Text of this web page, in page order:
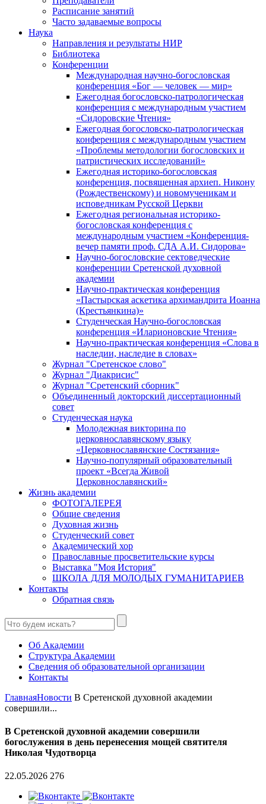
Расписание занятий
Часто задаваемые вопросы
Наука
Направления и результаты НИР
Библиотека
Конференции
Международная научно-богословская
конференция «Бог — человек — мир»
Ежегодная богословско-патрологическая
конференция с международным участием
«Сидоровские Чтения»
Ежегодная богословско-патрологическая
конференция с международным участием
«Проблемы методологии богословских и
патристических исследований»
Ежегодная историко-богословская
конференция, посвященная архиеп. Никону
(Рождественскому) и новомученикам и
исповедникам Русской Церкви
Ежегодная региональная историко-
богословская конференция с
международным участием «Конференция-
вечер памяти проф. СДА А.И. Сидорова»
Научно-богословские сектоведческие
конференции Сретенской духовной
академии
Научно-практическая конференция
«Пастырская аскетика архимандрита Иоанна
(Крестьянкина)»
Студенческая Научно-богословская
конференция «Иларионовские Чтения»
Научно-практическая конференция «Cлова в
наследии, наследие в словах»
Журнал "Сретенское слово"
Журнал "Диакрисис"
Журнал "Сретенский сборник"
Объединенный докторский диссертационный
совет
Студенческая наука
Молодежная викторина по
церковнославянскому языку
«Церковнославянские Состязания»
Научно-популярный образовательный
проект «Всегда Живой
Церковнославянский»
Жизнь академии
ФОТОГАЛЕРЕЯ
Общие сведения
Духовная жизнь
Студенческий совет
Академический хор
Православные просветительские курсы
Выставка "Моя История"
ШКОЛА ДЛЯ МОЛОДЫХ ГУМАНИТАРИЕВ
Контакты
Обратная связь
Об Академии
Структура Академии
Сведения об образовательной организации
Контакты
ГлавнаяНовости В Сретенской духовной академии
совершили...
В Сретенской духовной академии совершили
богослужения в день перенесения мощей святителя
Николая Чудотворца
22.05.2026 276